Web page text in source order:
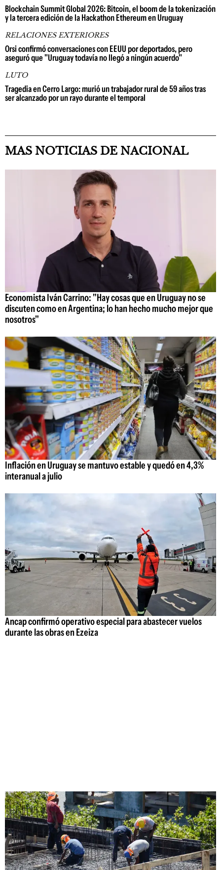
Blockchain Summit Global 2026: Bitcoin, el boom de la tokenización
y la tercera edición de la Hackathon Ethereum en Uruguay
RELACIONES EXTERIORES
Orsi confirmó conversaciones con EEUU por deportados, pero
aseguró que "Uruguay todavía no llegó a ningún acuerdo"
LUTO
Tragedia en Cerro Largo: murió un trabajador rural de 59 años tras
ser alcanzado por un rayo durante el temporal
MAS NOTICIAS DE NACIONAL
Economista Iván Carrino: "Hay cosas que en Uruguay no se
discuten como en Argentina; lo han hecho mucho mejor que
nosotros"
Inflación en Uruguay se mantuvo estable y quedó en 4,3%
interanual a julio
Ancap confirmó operativo especial para abastecer vuelos
durante las obras en Ezeiza